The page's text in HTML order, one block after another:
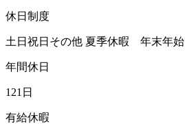
休日制度
土日祝日その他 夏季休暇 年末年始
年間休日
121日
有給休暇